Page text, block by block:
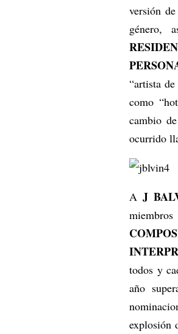
versión
género,
“artista
como
cambio
ocurrido
AJ
todos y
año
explosión